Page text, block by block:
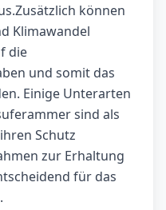
können
Klimawandel
die
und somit das
Einige Unterarten
sind als
Schutz
zur Erhaltung
für das